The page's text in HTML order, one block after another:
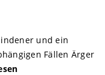
und ein
Fällen Ärger